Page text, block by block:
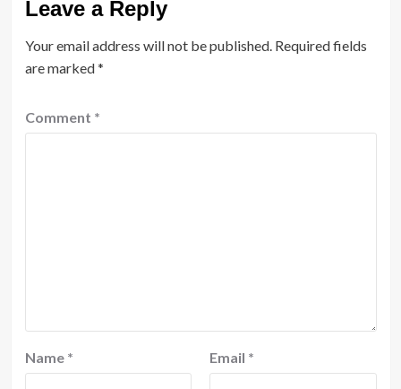
Leave a Reply
Your email address will not be published. Required fields
are marked*
Comment *
Name * Email *